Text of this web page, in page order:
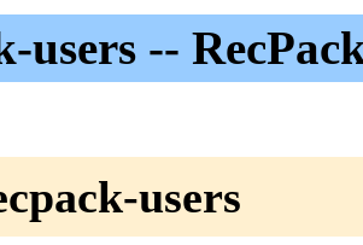
users --
users